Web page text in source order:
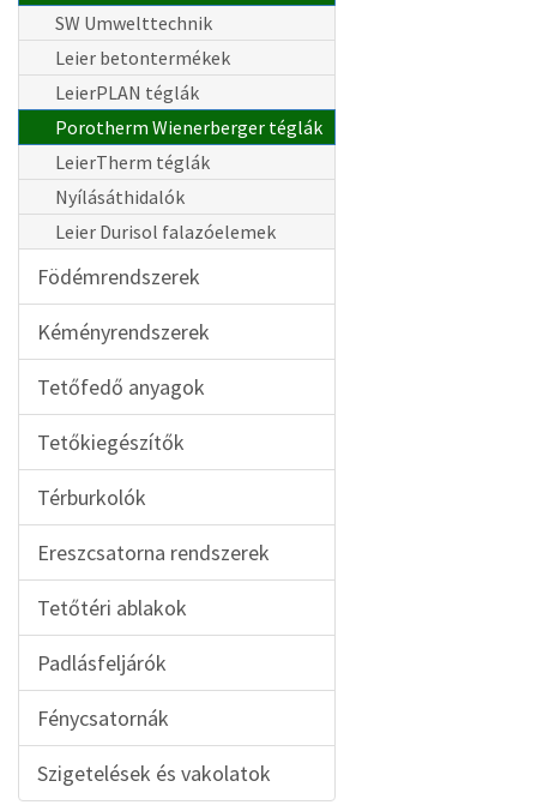
SW Umwelttechnik
Leier betontermékek
LeierPLAN téglák
Porotherm Wienerberger téglák
LeierTherm téglák
Nyílásáthidalók
Leier Durisol falazóelemek
Födémrendszerek
Kéményrendszerek
Tetőfedő anyagok
Tetőkiegészítők
Térburkolók
Ereszcsatorna rendszerek
Tetőtéri ablakok
Padlásfeljárók
Fénycsatornák
Szigetelések és vakolatok